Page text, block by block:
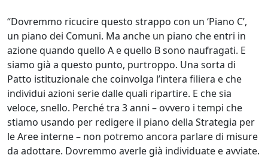
“Dovremmo ricucire questo strappo con un ‘Piano C’,
un piano dei Comuni. Ma anche un piano che entri in
azione quando quello A e quello B sono naufragati. E
siamo già a questo punto, purtroppo. Una sorta di
Patto istituzionale che coinvolga l’intera filiera e che
individui azioni serie dalle quali ripartire. E che sia
veloce, snello. Perché tra 3 anni – ovvero i tempi che
stiamo usando per redigere il piano della Strategia per
le Aree interne – non potremo ancora parlare di misure
da adottare. Dovremmo averle già individuate e avviate.